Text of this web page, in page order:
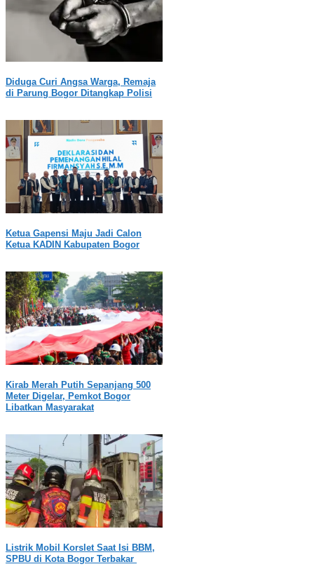
Diduga Curi Angsa Warga, Remaja
di Parung Bogor Ditangkap Polisi
Ketua Gapensi Maju Jadi Calon
Ketua KADIN Kabupaten Bogor
Kirab Merah Putih Sepanjang 500
Meter Digelar, Pemkot Bogor
Libatkan Masyarakat
Listrik Mobil Korslet Saat Isi BBM,
SPBU di Kota Bogor Terbakar